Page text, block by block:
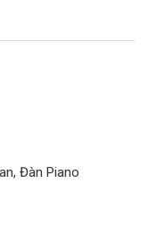
Đàn Piano